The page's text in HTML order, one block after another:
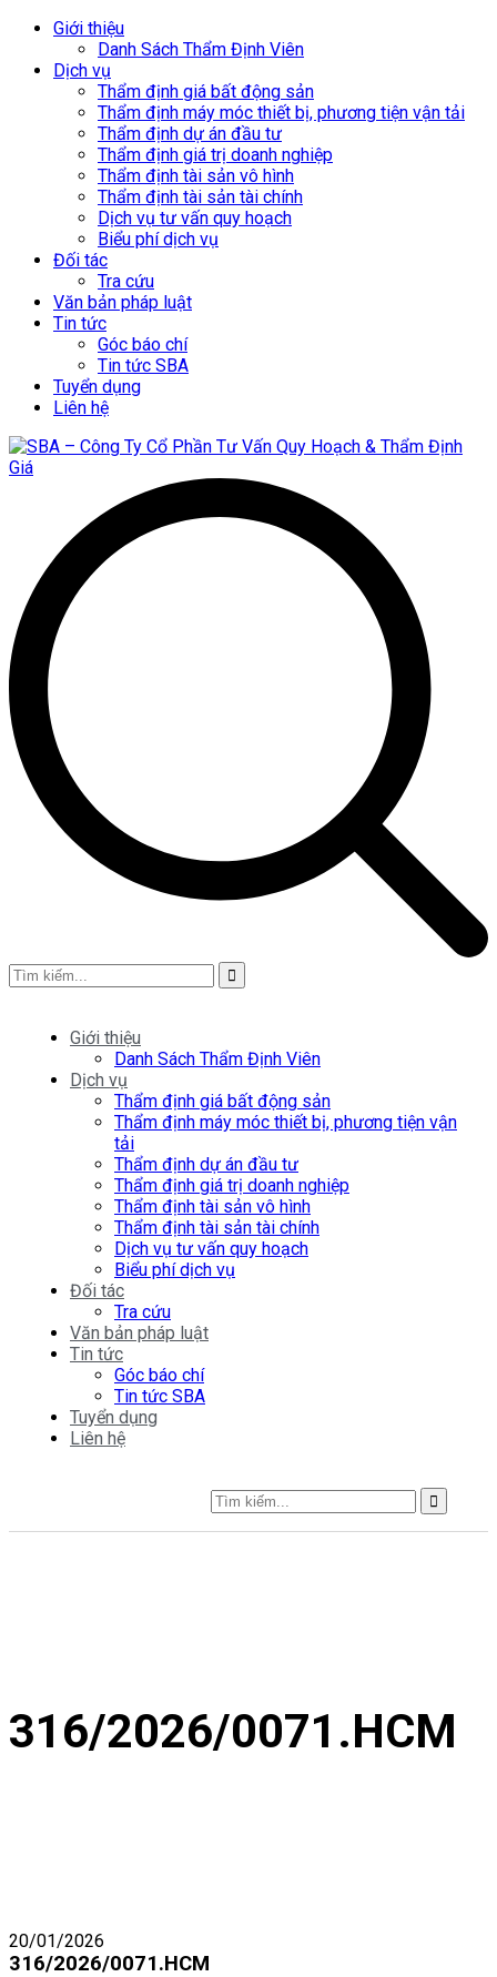
Giới thiệu
Danh Sách Thẩm Định Viên
Dịch vụ
Thẩm định giá bất động sản
Thẩm định máy móc thiết bị, phương tiện vận tải
Thẩm định dự án đầu tư
Thẩm định giá trị doanh nghiệp
Thẩm định tài sản vô hình
Thẩm định tài sản tài chính
Dịch vụ tư vấn quy hoạch
Biểu phí dịch vụ
Đối tác
Tra cứu
Văn bản pháp luật
Tin tức
Góc báo chí
Tin tức SBA
Tuyển dụng
Liên hệ
Giới thiệu
Danh Sách Thẩm Định Viên
Dịch vụ
Thẩm định giá bất động sản
Thẩm định máy móc thiết bị, phương tiện vận
tải
Thẩm định dự án đầu tư
Thẩm định giá trị doanh nghiệp
Thẩm định tài sản vô hình
Thẩm định tài sản tài chính
Dịch vụ tư vấn quy hoạch
Biểu phí dịch vụ
Đối tác
Tra cứu
Văn bản pháp luật
Tin tức
Góc báo chí
Tin tức SBA
Tuyển dụng
Liên hệ
316/2026/0071.HCM
20/01/2026
316/2026/0071.HCM